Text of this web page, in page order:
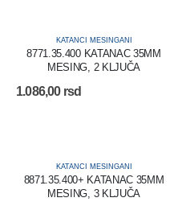
KATANCI MESINGANI
8771.35.400 KATANAC 35MM
MESING, 2 KLJUČA
1.086,00 rsd
KATANCI MESINGANI
8871.35.400+ KATANAC 35MM
MESING, 3 KLJUČA